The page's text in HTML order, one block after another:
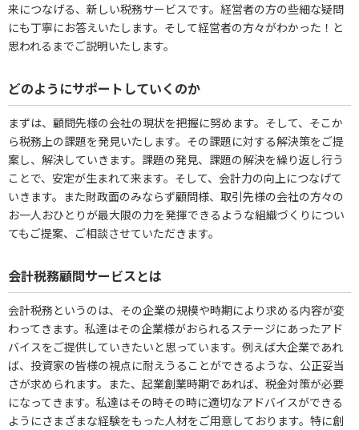
来につなげる、新しい税務サービスです。経営者の方の些細な疑問
にも丁寧にお答えいたします。そして経営者の方々がわかった！と
思われるまでご説明いたします。
どのようにサポートしていくのか
まずは、顧問先様の会社の現状を把握に努めます。そして、そこか
ら税務上の課題を発見いたします。その課題に対する解決策をご提
案し、解決していきます。課題の発見、課題の解決を繰り返し行う
ことで、安定が生まれて来ます。そして、会計力の向上につなげて
いきます。また財政面のみならず顧問様、取引先様の会社の方々の
お一人おひとりが最大限の力を発揮できるような組織づくりについ
てもご提案、ご相談させていただきます。
会計税務顧問サービスとは
会計税務というのは、その企業の規模や時期により求める内容が変
わってきます。私達はその企業様がおられるステージにあったアド
バイスをご提供していきたいと思っています。例えば大企業であれ
ば、投資家の皆様の視点に耐えうることができるような、公正妥当
さが求められます。また、起業創業時期であれば、税金対策が必要
になってきます。私達はその時その時に適切なアドバイスができる
ようにさまざまな経験をもった人材をご用意しております。特に創